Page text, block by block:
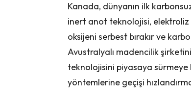
Kanada, dünyanın ilk
inert anot teknolojisi,
oksijeni serbest bırakır ve
Avustralyalı madencilik
teknolojisini piyasaya sürmeye
yöntemlerine geçişi